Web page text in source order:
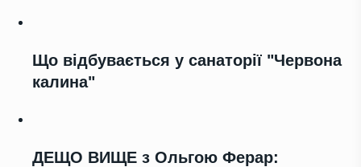
Що відбувається у санаторії "Червона
калина"
ДЕЩО ВИЩЕ з Ольгою Ферар: